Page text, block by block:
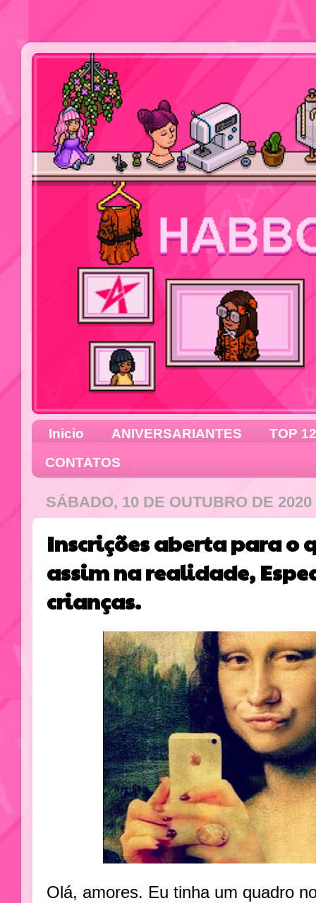
Inicio ANIVERSARIANTES
TOP 12
CONTATOS
SÁBADO, 10 DE OUTUBRO DE 2020
Inscrições aberta para o
assim na realidade,
crianças.
Olá, amores. Eu tinha um quadro